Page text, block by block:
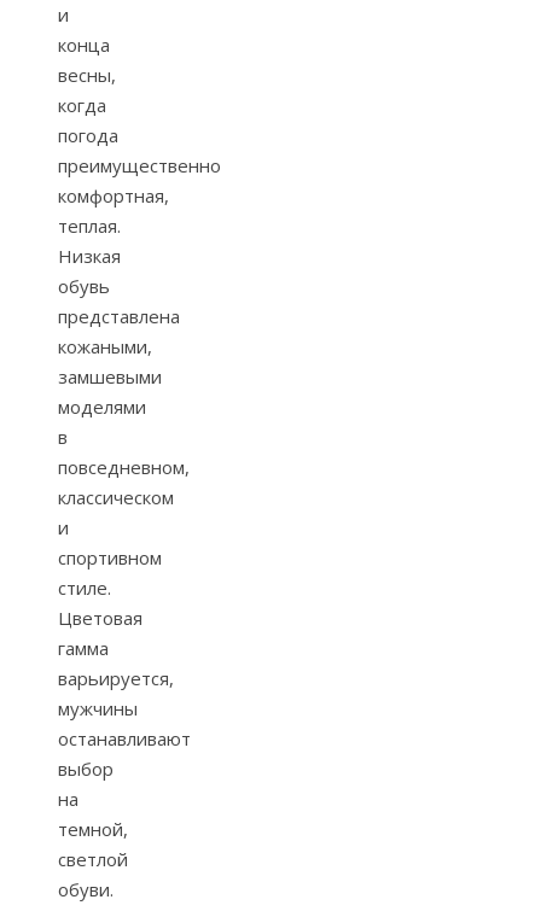
и
конца
весны,
когда
погода
преимущественно
комфортная,
теплая.
Низкая
обувь
представлена
кожаными,
замшевыми
моделями
в
повседневном,
классическом
и
спортивном
стиле.
Цветовая
гамма
варьируется,
мужчины
останавливают
выбор
на
темной,
светлой
обуви.